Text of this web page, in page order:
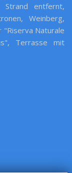
entfernt,
Weinberg,
"Riserva Naturale
Terrasse mit